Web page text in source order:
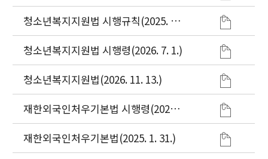
청소년복지지원법 시행규칙(2025. 10.
1.)
청소년복지지원법 시행령(2026. 7. 1.)
청소년복지지원법(2026. 11. 13.)
재한외국인처우기본법 시행령(2026.
1. 2.)
재한외국인처우기본법(2025. 1. 31.)